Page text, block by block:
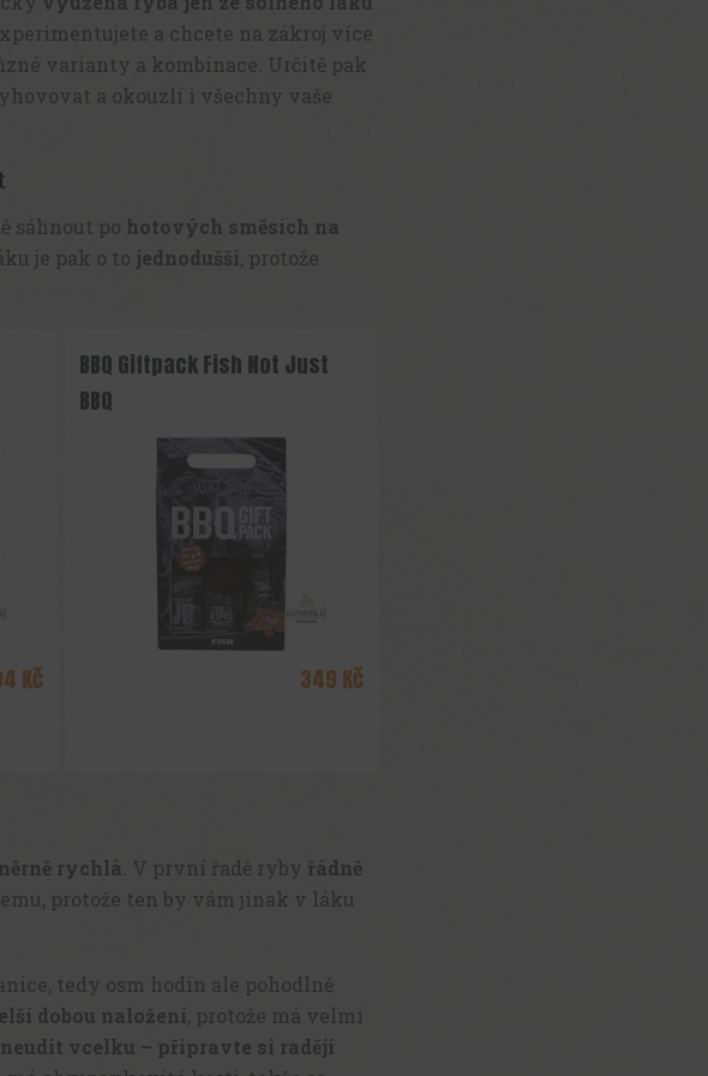
a chcete na zákroj více
varianty a kombinace. Určitě pak
a okouzlí i všechny vaše
sáhnout po hotových směsích na
je pak o to jednodušší, protože
rychlá . V první řadě ryby řádně
protože ten by vám jinak v láku
tedy osm hodin ale pohodlně
dobou naložení, protože má velmi
neudit vcelku – připravte si raději